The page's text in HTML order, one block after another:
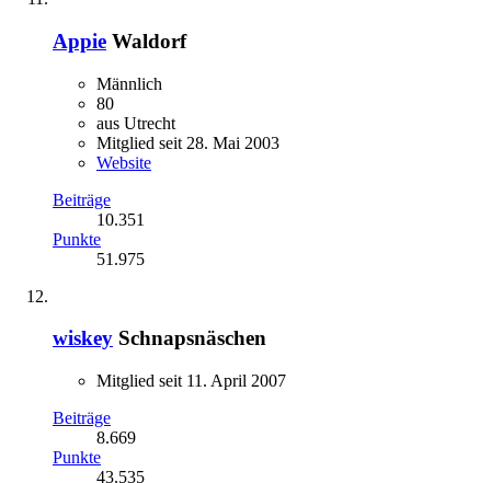
Appie Waldorf
Männlich
80
aus Utrecht
Mitglied seit 28. Mai 2003
Website
Beiträge
10.351
Punkte
51.975
wiskey Schnapsnäschen
Mitglied seit 11. April 2007
Beiträge
8.669
Punkte
43.535